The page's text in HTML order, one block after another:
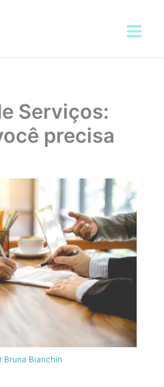
Serviços:
precisa
Bruna Bianchin